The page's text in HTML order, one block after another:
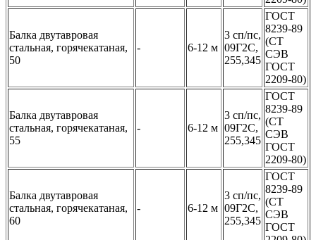
Балка двутавровая
стальная, горячекатаная,
50
- 6-12 м
3 сп/пс,
09Г2С,
255,345
ГОСТ
8239-89
(СТ
СЭВ
ГОСТ
2209-80)
Балка двутавровая
стальная, горячекатаная,
55
- 6-12 м
3 сп/пс,
09Г2С,
255,345
ГОСТ
8239-89
(СТ
СЭВ
ГОСТ
2209-80)
Балка двутавровая
стальная, горячекатаная,
60
- 6-12 м
3 сп/пс,
09Г2С,
255,345
ГОСТ
8239-89
(СТ
СЭВ
ГОСТ